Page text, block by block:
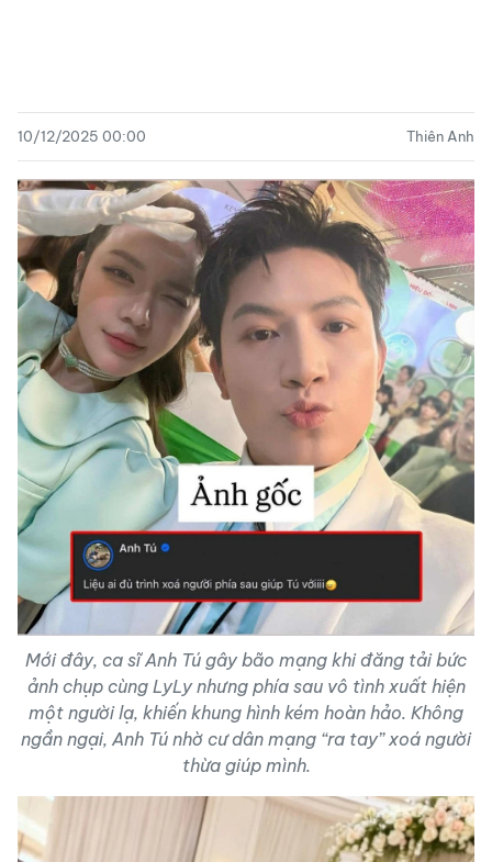
10/12/2025 00:00 Thiên Anh
Mới đây, ca sĩ Anh Tú gây bão mạng khi đăng tải bức
ảnh chụp cùng LyLy nhưng phía sau vô tình xuất hiện
một người lạ, khiến khung hình kém hoàn hảo. Không
ngần ngại, Anh Tú nhờ cư dân mạng “ra tay” xoá người
thừa giúp mình.